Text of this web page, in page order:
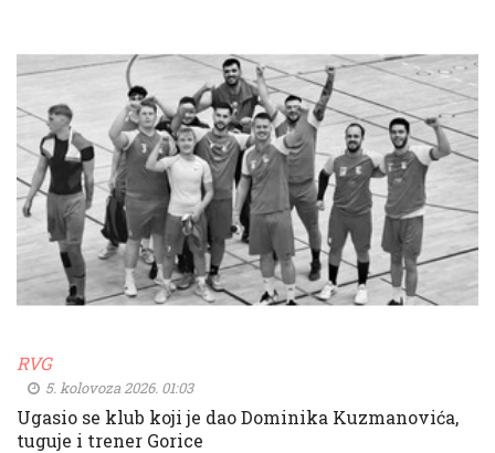
RVG
5. kolovoza 2026. 01:03
Ugasio se klub koji je dao Dominika Kuzmanovića,
tuguje i trener Gorice